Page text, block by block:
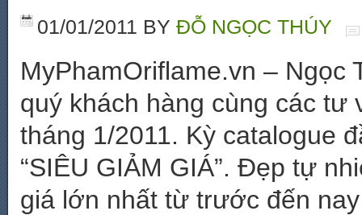
01/01/2011 BY ĐỖ NGỌC THÚY
MyPhamOriflame.vn – Ngọc
quý khách hàng cùng các tư
tháng 1/2011. Kỳ catalogue
“SIÊU GIẢM GIÁ”. Đẹp tự
giá lớn nhất từ trước đến